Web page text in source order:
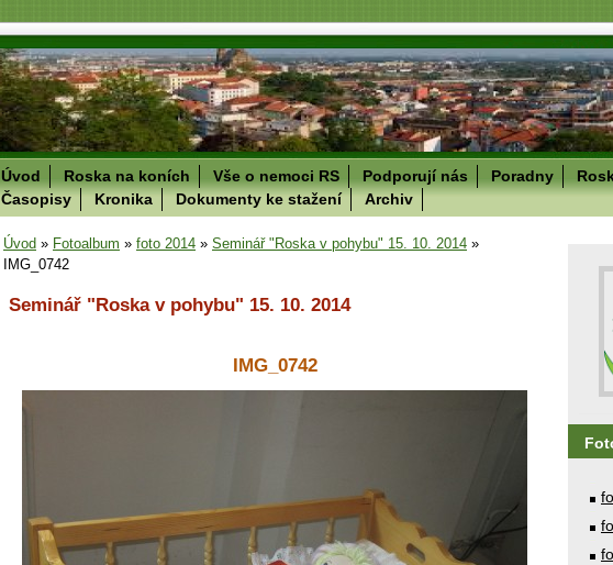
Úvod Roska na koních Vše o nemoci RS Podporují nás Poradny
Časopisy
Kronika Dokumenty ke stažení Archiv
Úvod » Fotoalbum » foto 2014 » Seminář "Roska v pohybu" 15. 10. 2014 »
IMG_0742
Seminář "Roska v pohybu" 15. 10. 2014
IMG_0742